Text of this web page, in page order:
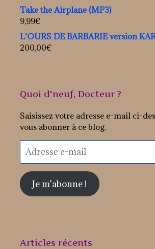
Take the Airplane (MP3)
9,99€
L'OURS DE BARBARIE version
200,00€
Quoi d'neuf, Docteur ?
Saisissez votre adresse e-mail ci-
vous abonner à ce blog.
Adresse
e-
Je m'abonne !
Articles récents